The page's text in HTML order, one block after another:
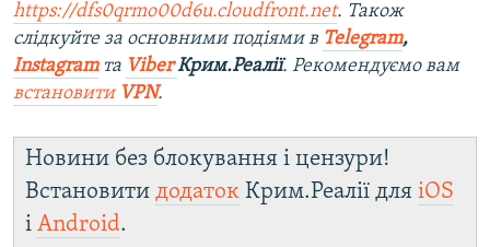
https://dfs0qrmo00d6u.cloudfront.net. Також
слідкуйте за основними подіями в Telegram,
Instagramта ViberКрим.Реалії. Рекомендуємо вам
встановити VPN.
Новини без блокування і цензури!
Встановити додаток Крим.Реалії для iOS
і Android.